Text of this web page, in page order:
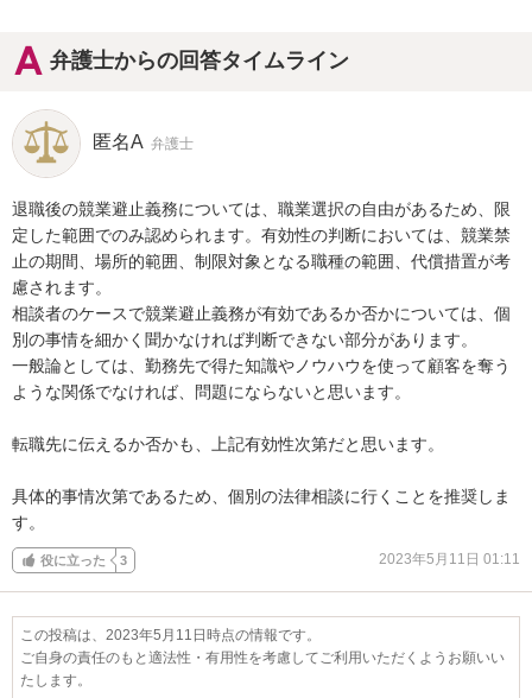
弁護士からの回答タイムライン
匿名A 弁護士
退職後の競業避止義務については、職業選択の自由があるため、限
定した範囲でのみ認められます。有効性の判断においては、競業禁
止の期間、場所的範囲、制限対象となる職種の範囲、代償措置が考
慮されます。
相談者のケースで競業避止義務が有効であるか否かについては、個
別の事情を細かく聞かなければ判断できない部分があります。
一般論としては、勤務先で得た知識やノウハウを使って顧客を奪う
ような関係でなければ、問題にならないと思います。
転職先に伝えるか否かも、上記有効性次第だと思います。
具体的事情次第であるため、個別の法律相談に行くことを推奨しま
す。
役に立った 3 2023年5月11日 01:11
この投稿は、2023年5月11日時点の情報です。
ご自身の責任のもと適法性・有用性を考慮してご利用いただくようお願いい
たします。